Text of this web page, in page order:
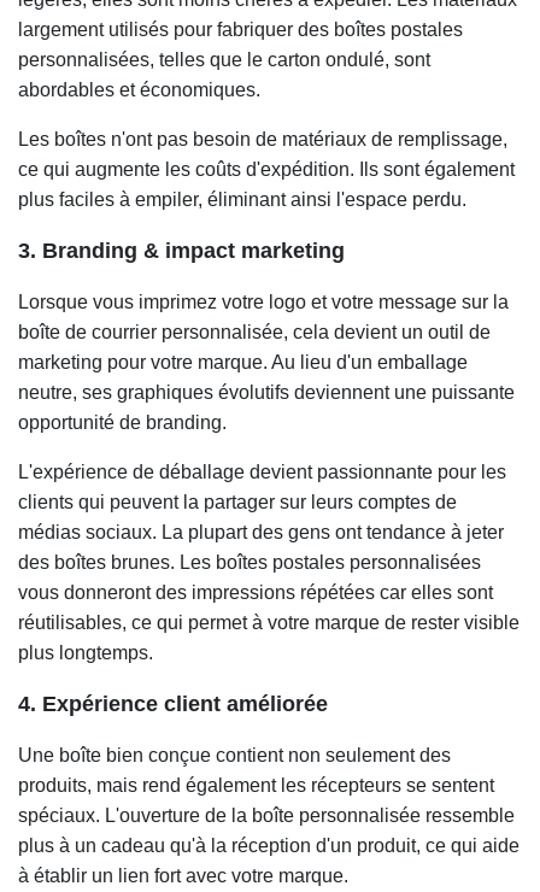
largement utilisés pour fabriquer des boîtes postales
personnalisées, telles que le carton ondulé, sont
abordables et économiques.
Les boîtes n'ont pas besoin de matériaux de remplissage,
ce qui augmente les coûts d'expédition. Ils sont également
plus faciles à empiler, éliminant ainsi l'espace perdu.
3. Branding & impact marketing
Lorsque vous imprimez votre logo et votre message sur la
boîte de courrier personnalisée, cela devient un outil de
marketing pour votre marque. Au lieu d'un emballage
neutre, ses graphiques évolutifs deviennent une puissante
opportunité de branding.
L'expérience de déballage devient passionnante pour les
clients qui peuvent la partager sur leurs comptes de
médias sociaux. La plupart des gens ont tendance à jeter
des boîtes brunes. Les boîtes postales personnalisées
vous donneront des impressions répétées car elles sont
réutilisables, ce qui permet à votre marque de rester visible
plus longtemps.
4. Expérience client améliorée
Une boîte bien conçue contient non seulement des
produits, mais rend également les récepteurs se sentent
spéciaux. L'ouverture de la boîte personnalisée ressemble
plus à un cadeau qu'à la réception d'un produit, ce qui aide
à établir un lien fort avec votre marque.